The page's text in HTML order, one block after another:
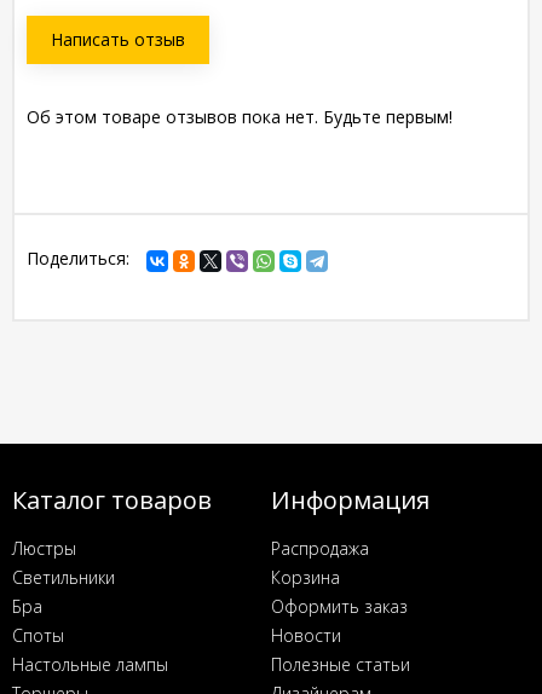
Написать отзыв
Об этом товаре отзывов пока нет. Будьте первым!
Поделиться:
Каталог товаров
Люстры
Светильники
Бра
Споты
Настольные лампы
Информация
Распродажа
Корзина
Оформить заказ
Новости
Полезные статьи